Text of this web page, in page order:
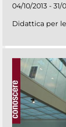
04/10/2013 - 31/
Didattica per